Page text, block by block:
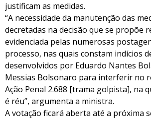
justificam as medidas.
“A necessidade da manutenção das
decretadas na decisão que se propõe
evidenciada pelas numerosas
processo, nas quais constam indícios
desenvolvidos por Eduardo Nantes
Messias Bolsonaro para interferir no
Ação Penal 2.688 [trama golpista], na
é réu”, argumenta a ministra.
A votação ficará aberta até a próxima